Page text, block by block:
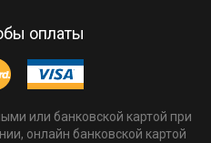
оплаты
или банковской картой при
онлайн банковской картой